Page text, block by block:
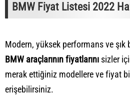
BMW Fiyat Listesi 2022
Modern, yüksek performans ve
BMW araçlarının fiyatlarını sizler
merak ettiğiniz modellere ve fiyat
erişebilirsiniz.